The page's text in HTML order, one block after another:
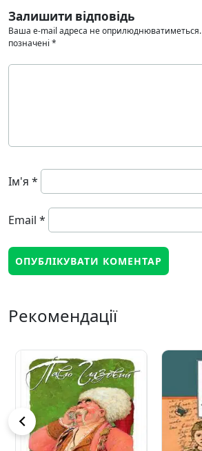
Залишити відповідь
Ваша e-mail адреса не оприлюднюватиметься.
позначені *
Ім'я *
Email *
Рекомендації